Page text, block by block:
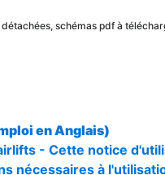
schémas pdf à
en Anglais)
- Cette notice
nécessaires à